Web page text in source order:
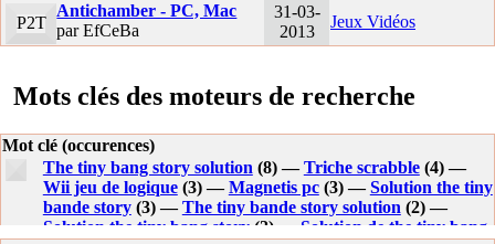
P2T
Antichamber - PC, Mac
par EfCeBa
31-03-
2013
Jeux Vidéos
Mots clés des moteurs de recherche
Mot clé (occurences)
The tiny bang story solution (8) —Triche scrabble(4) —
Wii jeu de logique(3) —Magnetis pc(3) —Solution the tiny
bande story(3) —The tiny bande story solution (2) —
Solution the tiny bang story(2) — Solution de the tiny bang